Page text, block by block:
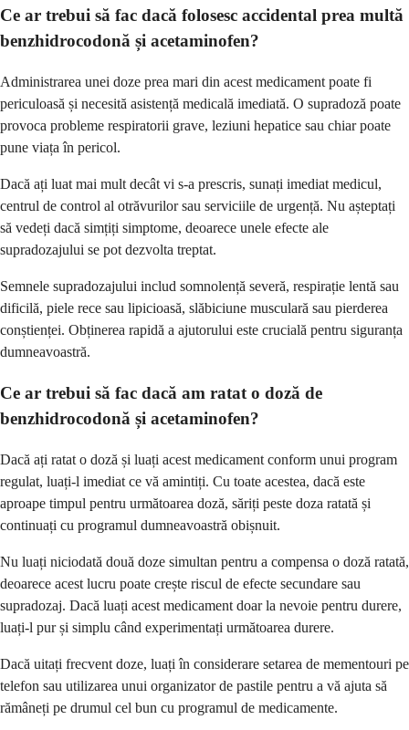
Ce ar trebui să fac dacă folosesc accidental prea multă
benzhidrocodonă și acetaminofen?
Administrarea unei doze prea mari din acest medicament poate fi
periculoasă și necesită asistență medicală imediată. O supradoză poate
provoca probleme respiratorii grave, leziuni hepatice sau chiar poate
pune viața în pericol.
Dacă ați luat mai mult decât vi s-a prescris, sunați imediat medicul,
centrul de control al otrăvurilor sau serviciile de urgență. Nu așteptați
să vedeți dacă simțiți simptome, deoarece unele efecte ale
supradozajului se pot dezvolta treptat.
Semnele supradozajului includ somnolență severă, respirație lentă sau
dificilă, piele rece sau lipicioasă, slăbiciune musculară sau pierderea
conștienței. Obținerea rapidă a ajutorului este crucială pentru siguranța
dumneavoastră.
Ce ar trebui să fac dacă am ratat o doză de
benzhidrocodonă și acetaminofen?
Dacă ați ratat o doză și luați acest medicament conform unui program
regulat, luați-l imediat ce vă amintiți. Cu toate acestea, dacă este
aproape timpul pentru următoarea doză, săriți peste doza ratată și
continuați cu programul dumneavoastră obișnuit.
Nu luați niciodată două doze simultan pentru a compensa o doză ratată,
deoarece acest lucru poate crește riscul de efecte secundare sau
supradozaj. Dacă luați acest medicament doar la nevoie pentru durere,
luați-l pur și simplu când experimentați următoarea durere.
Dacă uitați frecvent doze, luați în considerare setarea de mementouri pe
telefon sau utilizarea unui organizator de pastile pentru a vă ajuta să
rămâneți pe drumul cel bun cu programul de medicamente.